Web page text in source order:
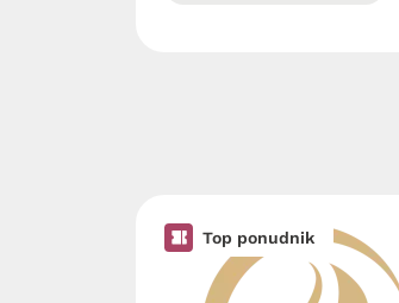
Top ponudnik